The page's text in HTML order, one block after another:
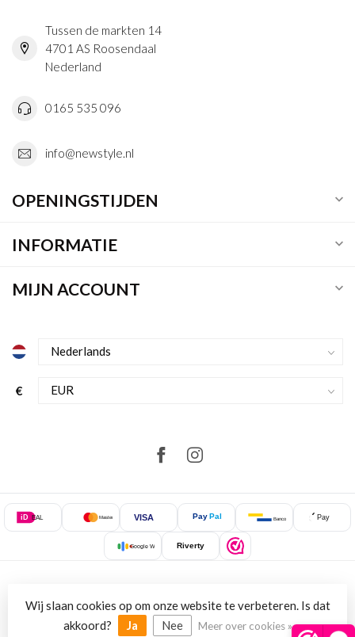
Tussen de markten 14
4701 AS Roosendaal
Nederland
0165 535 096
info@newstyle.nl
OPENINGSTIJDEN
INFORMATIE
MIJN ACCOUNT
€
iD EAL Mastercard VISA Pay Pal Bancontact Pay
Google Wallet Riverty
© Copyright 2026 NewStyle.nl
Wij slaan cookies op om onze website te verbeteren. Is dat
akkoord?
Ja Nee Meer over cookies »